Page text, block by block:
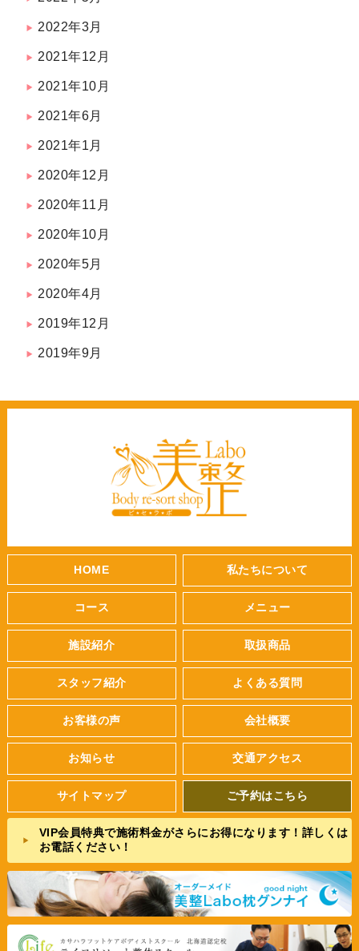
2022年3月
2021年12月
2021年10月
2021年6月
2021年1月
2020年12月
2020年11月
2020年10月
2020年5月
2020年4月
2019年12月
2019年9月
HOME 私たちについて
コース メニュー
施設紹介 取扱商品
スタッフ紹介 よくある質問
お客様の声 会社概要
お知らせ 交通アクセス
サイトマップ ご予約はこちら
VIP会員特典で施術料金がさらにお得になります！詳しくは
お電話ください！